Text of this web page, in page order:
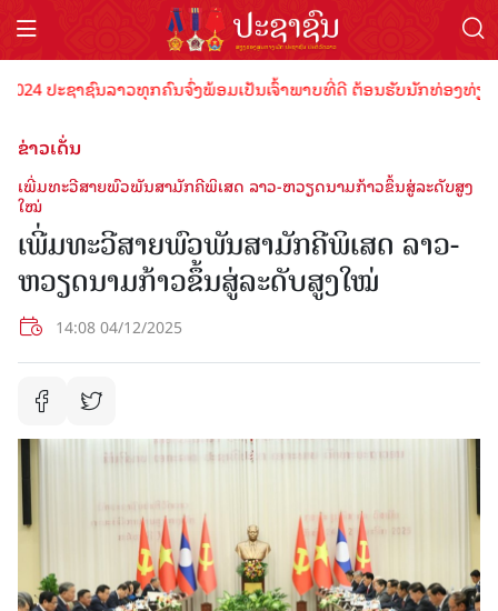
ະຊາຊົນລາວທຸກຄົນຈົ່ງພ້ອມເປັນເຈົ້າພາບທີ່ດີ ຕ້ອນຮັບນັກທ່ອງທ່ຽວດ້ວຍ
ຂ່າວເດັ່ນ
ເພີ່ມທະວີສາຍພົວພັນສາມັກຄີພິເສດ ລາວ-ຫວຽດນາມກ້າວຂຶ້ນສູ່ລະດັບສູງ
ໃໝ່
ເພີ່ມທະວີສາຍພົວພັນສາມັກຄີພິເສດ ລາວ-
ຫວຽດນາມກ້າວຂຶ້ນສູ່ລະດັບສູງໃໝ່
14:08 04/12/2025